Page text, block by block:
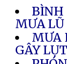
BÌNH
MƯA LŨ
MƯA
GÂY